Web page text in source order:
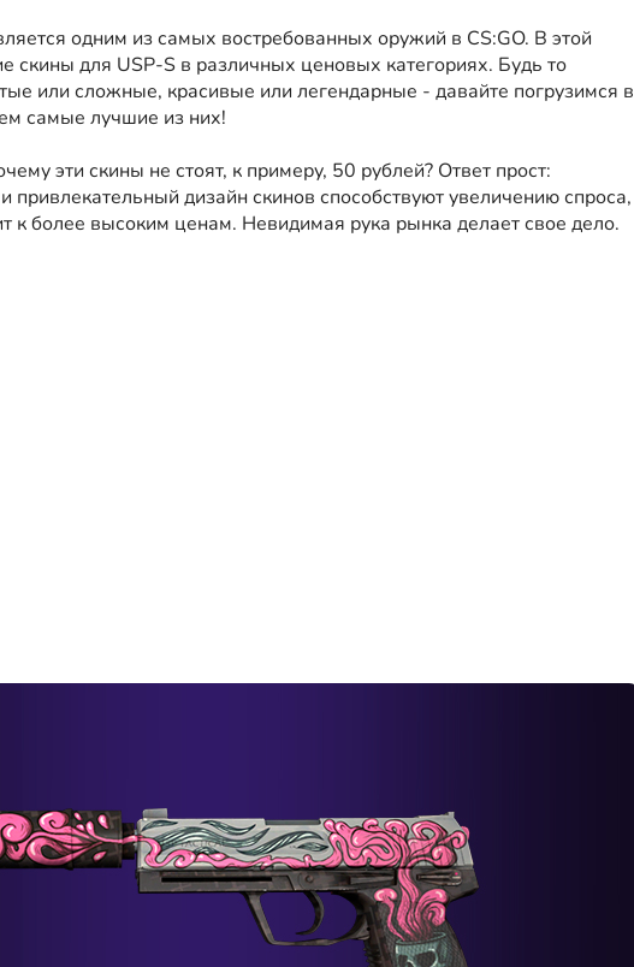
одним из самых востребованных оружий в CS:GO. В этой
скины для USP-S в различных ценовых категориях. Будь то
или сложные, красивые или легендарные - давайте погрузимся в
самые лучшие из них!
эти скины не стоят, к примеру, 50 рублей? Ответ прост:
привлекательный дизайн скинов способствуют увеличению спроса,
к более высоким ценам. Невидимая рука рынка делает свое дело.